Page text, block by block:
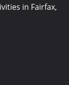
in Fairfax,